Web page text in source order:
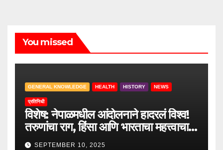
You missed
GENERAL KNOWLEDGE HEALTH HISTORY NEWS
प्रतिनिधी
विशेष: नेपाळमधील आंदोलनाने हादरलं विश्व!
तरुणांचा राग, हिंसा आणि भारताचा महत्त्वाचा
सल्ला.
SEPTEMBER 10, 2025